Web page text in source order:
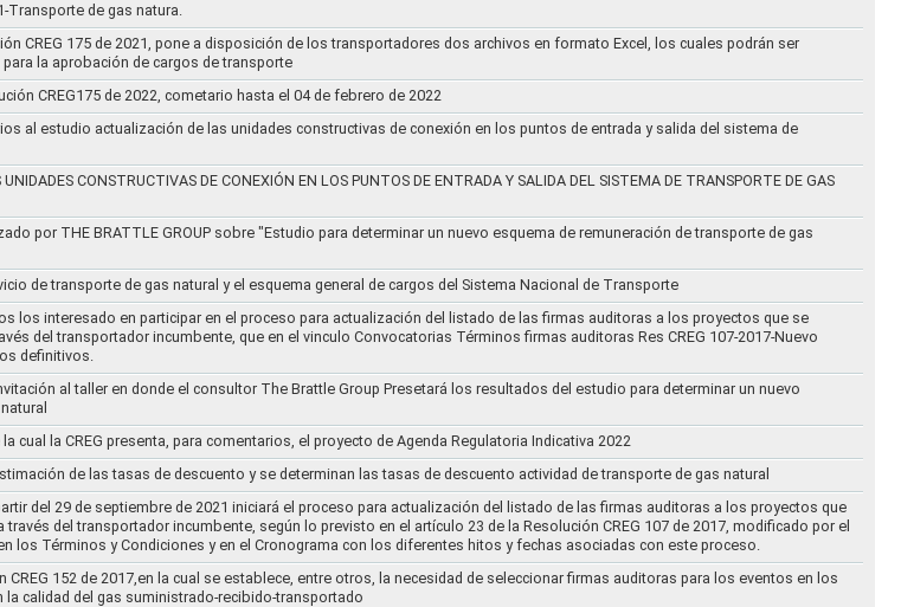
Transporte de gas natura.
CREG 175 de 2021, pone a disposición de los transportadores dos archivos en formato Excel, los cuales podrán ser
la aprobación de cargos de transporte
CREG175 de 2022, cometario hasta el 04 de febrero de 2022
al estudio actualización de las unidades constructivas de conexión en los puntos de entrada y salida del sistema de
CONSTRUCTIVAS DE CONEXIÓN EN LOS PUNTOS DE ENTRADA Y SALIDA DEL SISTEMA DE TRANSPORTE DE GAS
por THE BRATTLE GROUP sobre "Estudio para determinar un nuevo esquema de remuneración de transporte de gas
de transporte de gas natural y el esquema general de cargos del Sistema Nacional de Transporte
los interesado en participar en el proceso para actualización del listado de las firmas auditoras a los proyectos que se
del transportador incumbente, que en el vinculo Convocatorias Términos firmas auditoras Res CREG 107-2017-Nuevo
definitivos.
al taller en donde el consultor The Brattle Group Presetará los resultados del estudio para determinar un nuevo
cual la CREG presenta, para comentarios, el proyecto de Agenda Regulatoria Indicativa 2022
de las tasas de descuento y se determinan las tasas de descuento actividad de transporte de gas natural
del 29 de septiembre de 2021 iniciará el proceso para actualización del listado de las firmas auditoras a los proyectos que
del transportador incumbente, según lo previsto en el artículo 23 de la Resolución CREG 107 de 2017, modificado por el
los Términos y Condiciones y en el Cronograma con los diferentes hitos y fechas asociadas con este proceso.
152 de 2017,en la cual se establece, entre otros, la necesidad de seleccionar firmas auditoras para los eventos en los
calidad del gas suministrado-recibido-transportado